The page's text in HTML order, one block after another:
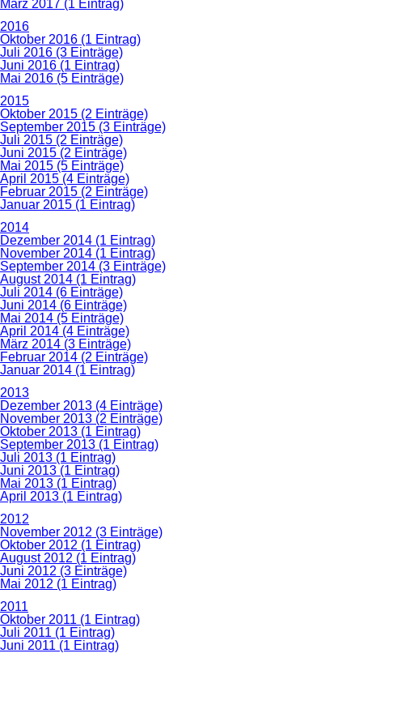
März 2017 (1 Eintrag)
2016
Oktober 2016 (1 Eintrag)
Juli 2016 (3 Einträge)
Juni 2016 (1 Eintrag)
Mai 2016 (5 Einträge)
2015
Oktober 2015 (2 Einträge)
September 2015 (3 Einträge)
Juli 2015 (2 Einträge)
Juni 2015 (2 Einträge)
Mai 2015 (5 Einträge)
April 2015 (4 Einträge)
Februar 2015 (2 Einträge)
Januar 2015 (1 Eintrag)
2014
Dezember 2014 (1 Eintrag)
November 2014 (1 Eintrag)
September 2014 (3 Einträge)
August 2014 (1 Eintrag)
Juli 2014 (6 Einträge)
Juni 2014 (6 Einträge)
Mai 2014 (5 Einträge)
April 2014 (4 Einträge)
März 2014 (3 Einträge)
Februar 2014 (2 Einträge)
Januar 2014 (1 Eintrag)
2013
Dezember 2013 (4 Einträge)
November 2013 (2 Einträge)
Oktober 2013 (1 Eintrag)
September 2013 (1 Eintrag)
Juli 2013 (1 Eintrag)
Juni 2013 (1 Eintrag)
Mai 2013 (1 Eintrag)
April 2013 (1 Eintrag)
2012
November 2012 (3 Einträge)
Oktober 2012 (1 Eintrag)
August 2012 (1 Eintrag)
Juni 2012 (3 Einträge)
Mai 2012 (1 Eintrag)
2011
Oktober 2011 (1 Eintrag)
Juli 2011 (1 Eintrag)
Juni 2011 (1 Eintrag)